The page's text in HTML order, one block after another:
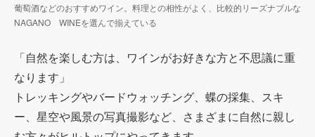
葡萄酒などのおすすめワイン。料理との相性がよく、比較的リーズナブルな
NAGANO WINEを選んで揃えている
「自然を楽しむ方は、ワインがお好きな方と不思議に重
なります」
トレッキングやバードウォッチング、蝶の採集、スキ
ー、星空や風景の写真撮影など、さまざまに自然に親し